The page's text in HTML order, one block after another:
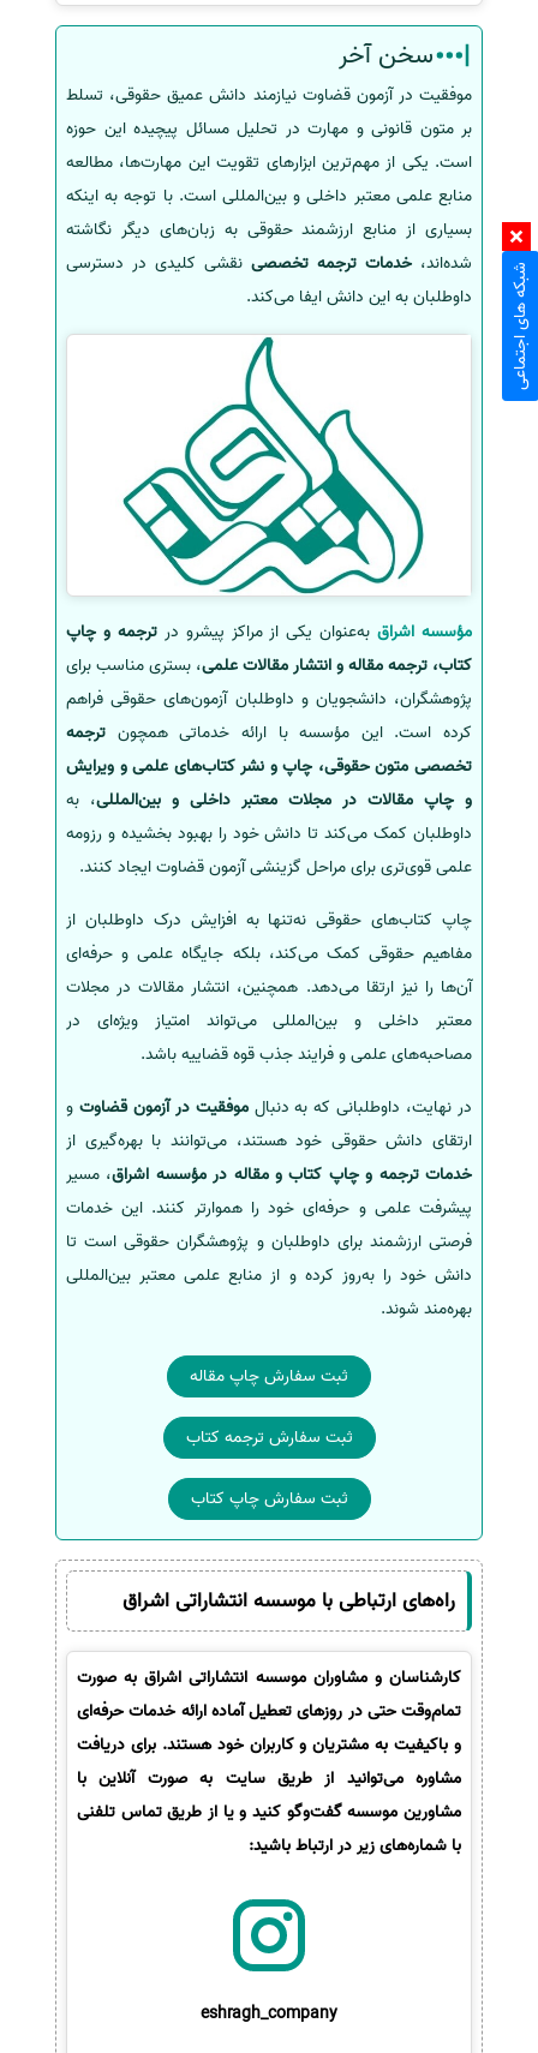
سخن آخر
موفقیت در آزمون قضاوت نیازمند دانش عمیق حقوقی، تسلط
بر متون قانونی و مهارت در تحلیل مسائل پیچیده این حوزه
است. یکی از مهم‌ترین ابزارهای تقویت این مهارت‌ها، مطالعه
منابع علمی معتبر داخلی و بین‌المللی است. با توجه به اینکه
بسیاری از منابع ارزشمند حقوقی به زبان‌های دیگر نگاشته
شده‌اند، خدمات ترجمه تخصصی نقشی کلیدی در دسترسی
داوطلبان به این دانش ایفا می‌کند.
مؤسسه اشراقبه‌عنوان یکی از مراکز پیشرو درترجمه و چاپ
کتاب، ترجمه مقاله و انتشار مقالات علمی، بستری مناسب برای
پژوهشگران، دانشجویان و داوطلبان آزمون‌های حقوقی فراهم
کرده است. این مؤسسه با ارائه خدماتی همچون ترجمه
تخصصی متون حقوقی، چاپ و نشر کتاب‌های علمی و ویرایش
و چاپ مقالات در مجلات معتبر داخلی و بین‌المللی، به
داوطلبان کمک می‌کند تا دانش خود را بهبود بخشیده و رزومه
علمی قوی‌تری برای مراحل گزینشی آزمون قضاوت ایجاد کنند.
چاپ کتاب‌های حقوقی نه‌تنها به افزایش درک داوطلبان از
مفاهیم حقوقی کمک می‌کند، بلکه جایگاه علمی و حرفه‌ای
آن‌ها را نیز ارتقا می‌دهد. همچنین، انتشار مقالات در مجلات
معتبر داخلی و بین‌المللی می‌تواند امتیاز ویژه‌ای در
مصاحبه‌های علمی و فرایند جذب قوه قضاییه باشد.
در نهایت، داوطلبانی که به دنبالموفقیت در آزمون قضاوت و
ارتقای دانش حقوقی خود هستند، می‌توانند با بهره‌گیری از
خدمات ترجمه و چاپ کتاب و مقاله در مؤسسه اشراق، مسیر
پیشرفت علمی و حرفه‌ای خود را هموارتر کنند. این خدمات
فرصتی ارزشمند برای داوطلبان و پژوهشگران حقوقی است تا
دانش خود را به‌روز کرده و از منابع علمی معتبر بین‌المللی
بهره‌مند شوند.
ثبت سفارش چاپ مقاله
ثبت سفارش ترجمه کتاب
ثبت سفارش چاپ کتاب
راه‌های ارتباطی با موسسه انتشاراتی اشراق
کارشناسان و مشاوران موسسه انتشاراتی اشراق به صورت
تمام‌وقت حتی در روزهای تعطیل آماده ارائه خدمات حرفه‌ای
و باکیفیت به مشتریان و کاربران خود هستند. برای دریافت
مشاوره می‌توانید از طریق سایت به صورت آنلاین با
مشاورین موسسه گفت‌وگو کنید و یا از طریق تماس تلفنی
با شماره‌های زیر در ارتباط باشید:
eshragh_company
شبکه های اجتماعی